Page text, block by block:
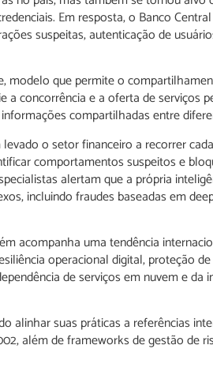
Em resposta, o Banco
suspeitas, autenticação de
que permite o
a concorrência e a oferta de serviços
compartilhadas entre
o setor financeiro a recorrer
comportamentos suspeitos e
alertam que a própria
incluindo fraudes baseadas em
acompanha uma tendência
operacional digital, proteção
de serviços em nuvem e da
alinhar suas práticas a referências
além de frameworks de gestão de